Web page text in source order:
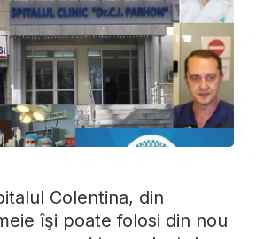
Colentina, din
îşi poate folosi din nou